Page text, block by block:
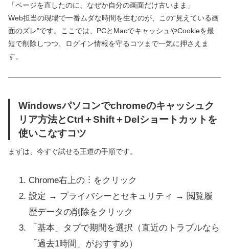
「ページを直したのに、なぜか自分の画面だけ古いまま」
Web担当の現場で一番ムダな時間を生むのが、この“見えている画
面のズレ”です。ここでは、PCとMacでキャッシュやCookieを最
短で削除しつつ、ログイン情報を守るコツまで一気に押さえま
す。
Windowsパソコンでchromeのキャッシュク
リア方法とCtrl＋Shift＋Delショートカットを
使いこなすコツ
まずは、今すぐ試せる王道の手順です。
Chrome右上の︙をクリック
設定 → プライバシーとセキュリティ → 閲覧履
歴データの削除をクリック
「基本」タブで期間を選択（直近のトラブルなら
「過去1時間」がおすすめ）